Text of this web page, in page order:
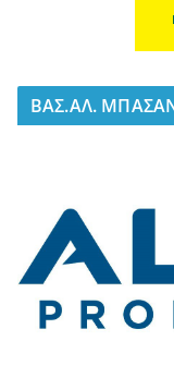
BΑΣ.ΑΛ.